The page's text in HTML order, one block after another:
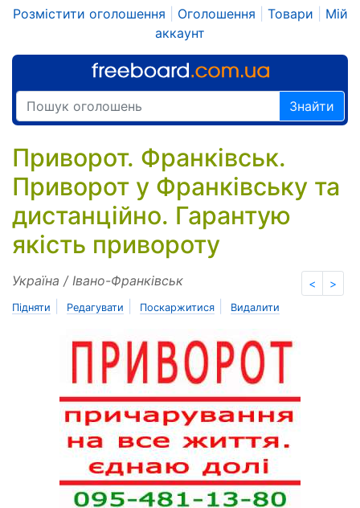
Розмістити оголошення Оголошення Товари
Мій
аккаунт
Знайти
Приворот. Франківськ.
Приворот у Франківську та
дистанційно. Гарантую
якість привороту
< >
Україна / Івано-Франківськ
Підняти Редагувати Поскаржитися Видалити